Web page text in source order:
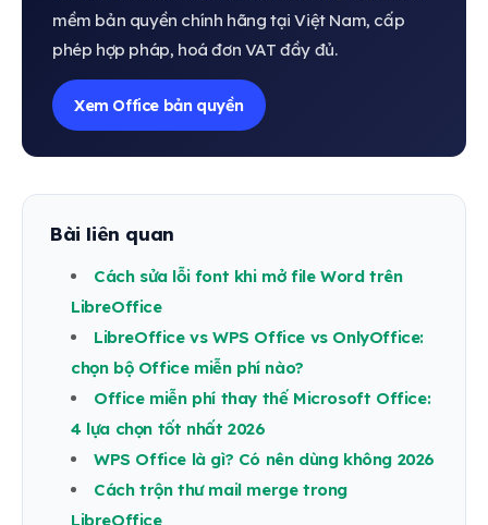
mềm bản quyền chính hãng tại Việt Nam, cấp
phép hợp pháp, hoá đơn VAT đầy đủ.
Xem Office bản quyền
Bài liên quan
Cách sửa lỗi font khi mở file Word trên
LibreOffice
LibreOffice vs WPS Office vs OnlyOffice:
chọn bộ Office miễn phí nào?
Office miễn phí thay thế Microsoft Office:
4 lựa chọn tốt nhất 2026
WPS Office là gì? Có nên dùng không 2026
Cách trộn thư mail merge trong
LibreOffice